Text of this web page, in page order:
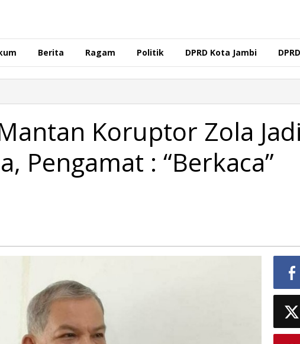
Berita Ragam Politik DPRD Kota Jambi
Koruptor Zola Jadi
Pengamat : “Berkaca”